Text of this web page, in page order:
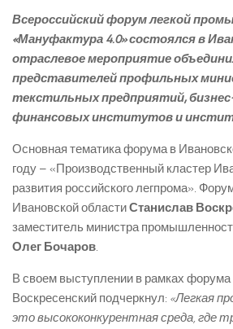
Всероссийский форум легкой
«Мануфактура 4.0» состоялся в
отраслевое мероприятие
представителей профильных
текстильных предприятий,
финансовых институтов и
Основная тематика форума в
году – «Производственный кластер
развития российского легпрома».
Ивановской областиСтанислав
заместитель министра
Олег Бочаров.
В своем выступлении в рамках
Воскресенский подчеркнул: «Легкая
это высококонкурентная среда, где